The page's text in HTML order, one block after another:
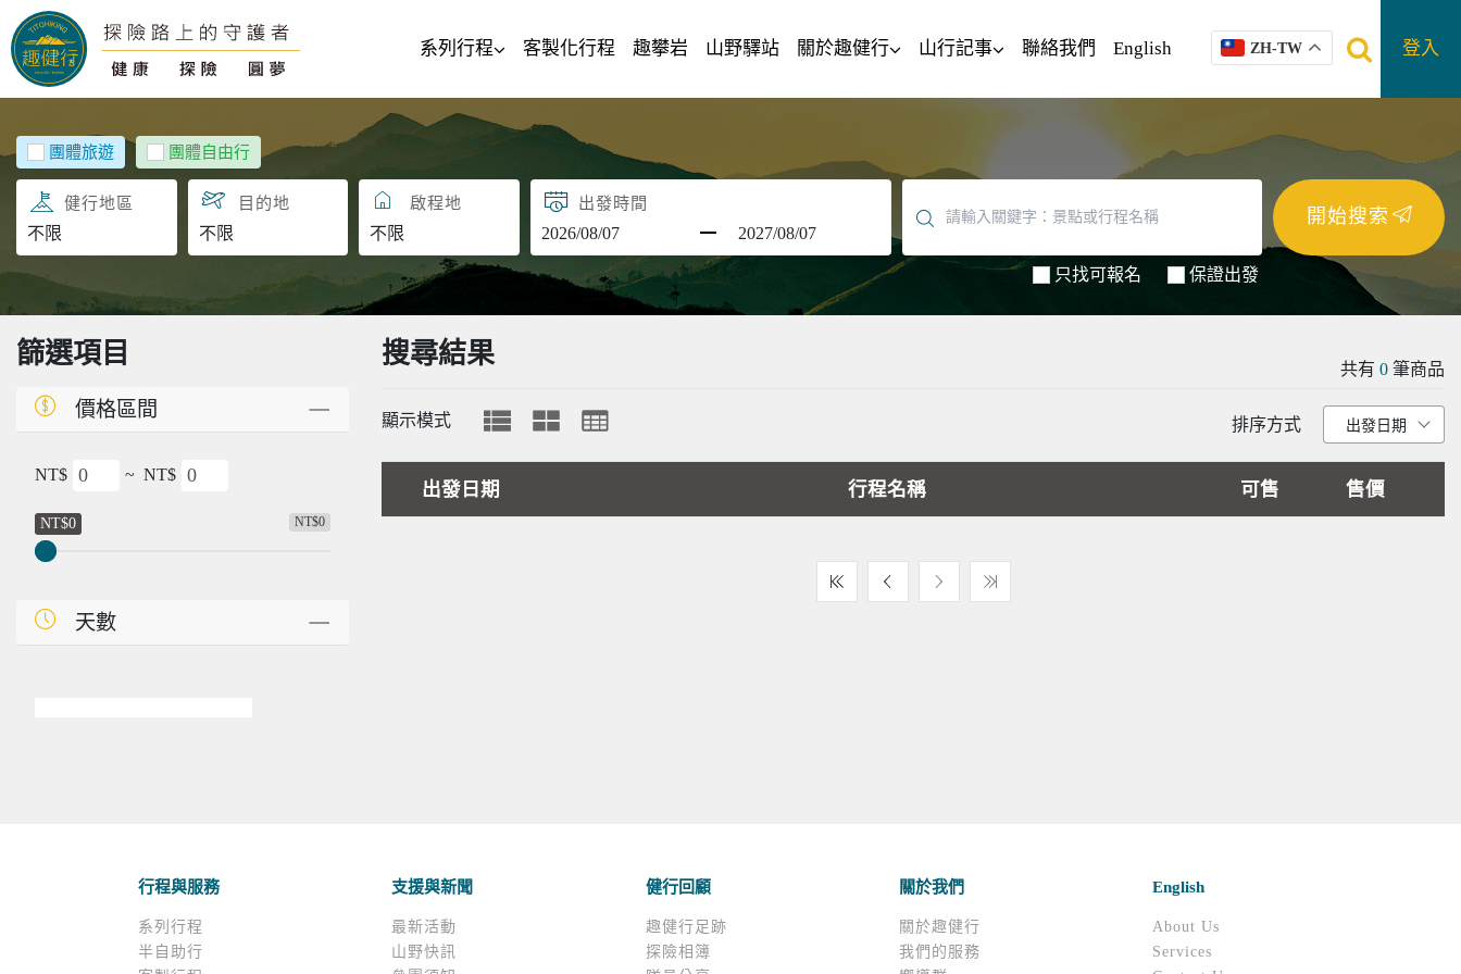
系列行程 客製化行程 趣攀岩 山野驛站 關於趣健行 山行記事 聯絡我們 English ZH-TW 登入
團體旅遊 團體自由行
目的地 啟程地 出發時間
只找可報名 保證出發
開始搜索
篩選項目
價格區間
NT$ ~ NT$
NT$0
NT$0
天數
搜尋結果 共有 0 筆商品
顯示模式 排序方式
出發日期 行程名稱 可售 售價
行程與服務
系列行程
半自助行
支援與新聞
最新活動
山野快訊
健行回顧
趣健行足跡
探險相簿
關於我們
關於趣健行
我們的服務
English
About Us
Services